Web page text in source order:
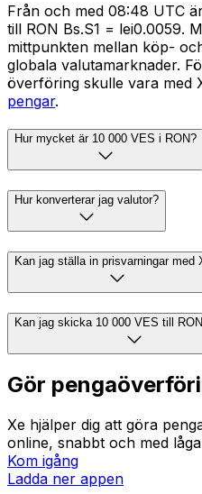
Från och med 08:48 UTC
till RON Bs.S1 = lei0.0059.
mittpunkten mellan köp-
globala valutamarknader.
överföring skulle vara med
pengar.
Hur mycket är 10 000 VES i RON?
Hur konverterar jag valutor?
Kan jag ställa in prisvarningar med
Kan jag skicka 10 000 VES till
Gör
Xe hjälper dig att göra
online, snabbt och med
Kom igång
Ladda ner appen